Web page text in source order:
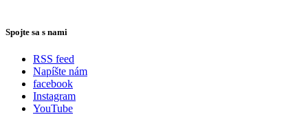
Spojte sa s nami
RSS feed
Napíšte nám
facebook
Instagram
YouTube